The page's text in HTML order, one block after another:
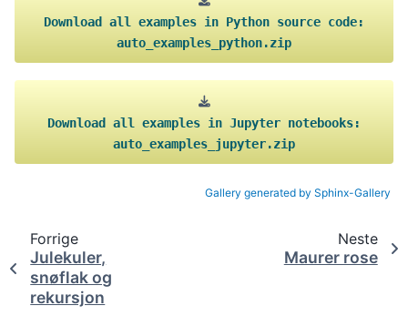
Download all examples in Python source code:
auto_examples_python.zip
Download all examples in Jupyter notebooks:
auto_examples_jupyter.zip
Gallery generated by Sphinx-Gallery
Forrige
Julekuler,
snøflak og
rekursjon
Neste
Maurer rose